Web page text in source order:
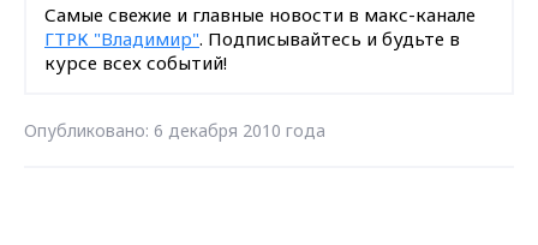
Самые свежие и главные новости в макс-канале
ГТРК "Владимир". Подписывайтесь и будьте в
курсе всех событий!
Опубликовано: 6 декабря 2010 года